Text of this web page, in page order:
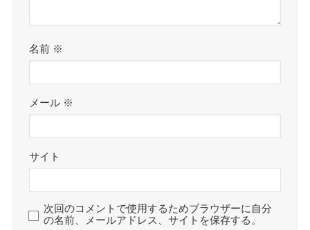
名前 ※
メール ※
サイト
次回のコメントで使用するためブラウザーに自分
の名前、メールアドレス、サイトを保存する。